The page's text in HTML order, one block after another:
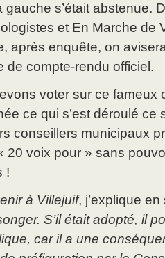
gauche s’était abstenue.
et En Marche de
après enquête, on
de compte-rendu officiel.
voter sur ce fameux
ce qui s’est déroulé ce
conseillers municipaux
20 voix pour » sans
!
à Villejuif, j’explique
S’il était adopté, il
car il a une